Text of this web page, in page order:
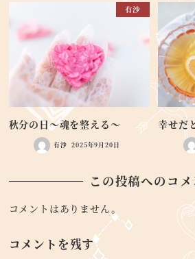
有沙
秋分の日～魂を整える～
有沙 2025年9月20日
幸せだ
この投稿へのコメ
コメントはありません。
コメントを残す